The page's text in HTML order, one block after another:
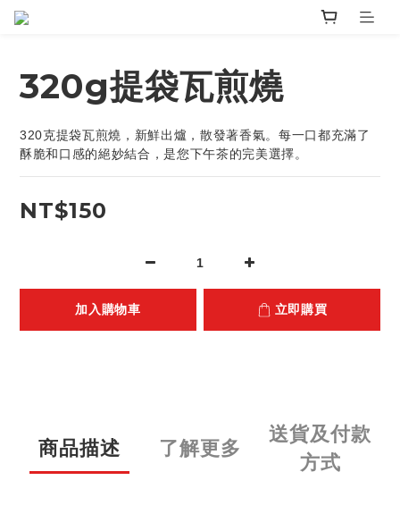
320g提袋瓦煎燒
320克提袋瓦煎燒，新鮮出爐，散發著香氣。每一口都充滿了
酥脆和口感的絕妙結合，是您下午茶的完美選擇。
NT$150
加入購物車 立即購買
商品描述 了解更多
送貨及付款
方式